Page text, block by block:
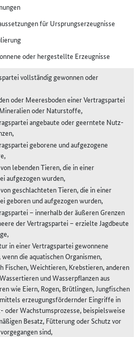
für Ursprungserzeugnisse
oder hergestellte Erzeugnisse
vollständig gewonnen oder
oder Meeresboden einer Vertragspartei
oder Naturstoffe,
angebaute oder geerntete Nutz-
geborene und aufgezogene
lebenden Tieren, die in einer
aufgezogen wurden,
geschlachteten Tieren, die in einer
geboren und aufgezogen wurden,
– innerhalb der äußeren Grenzen
der Vertragspartei – erzielte Jagdbeute
in einer Vertragspartei gewonnene
wenn die aquatischen Organismen,
Fischen, Weichtieren, Krebstieren, anderen
und Wasserpflanzen aus
wie Eiern, Rogen, Brütlingen, Jungfischen
erzeugungsfördernder Eingriffe in
oder Wachstumsprozesse, beispielsweise
Besatz, Fütterung oder Schutz vor
sind,